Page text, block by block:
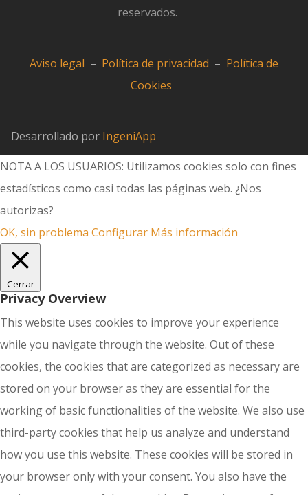
reservados.
Aviso legal – Política de privacidad – Política de
Cookies
Desarrollado por IngeniApp
NOTA A LOS USUARIOS: Utilizamos cookies solo con fines
estadísticos como casi todas las páginas web. ¿Nos
autorizas?
OK, sin problema Configurar Más información
Cerrar
Privacy Overview
This website uses cookies to improve your experience
while you navigate through the website. Out of these
cookies, the cookies that are categorized as necessary are
stored on your browser as they are essential for the
working of basic functionalities of the website. We also use
third-party cookies that help us analyze and understand
how you use this website. These cookies will be stored in
your browser only with your consent. You also have the